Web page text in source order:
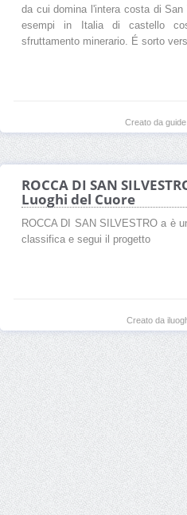
da cui domina l'intera costa di
esempi in Italia di castello
sfruttamento minerario. É sorto
Creato da
ROCCA DI SAN
Luoghi del Cuore
ROCCA DI SAN SILVESTRO a è
classifica e segui il progetto
Creato da